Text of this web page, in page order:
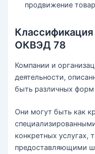
продвижение
ОКВЭД 78
Компании и
деятельности,
быть различных форм
Они могут быть как
конкретных услугах,
предоставляющими